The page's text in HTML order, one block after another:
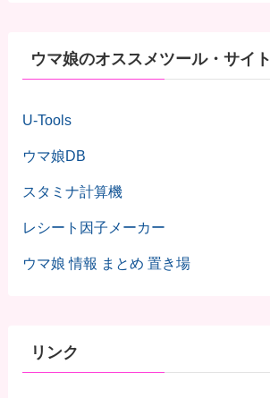
ウマ娘のオススメツール・サイト
U-Tools
ウマ娘DB
スタミナ計算機
レシート因子メーカー
ウマ娘 情報 まとめ 置き場
リンク